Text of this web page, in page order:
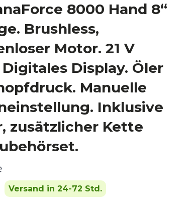
8000 Hand 8“
Brushless,
Motor. 21 V
Display. Öler
Manuelle
Inklusive
zusätzlicher Kette
Versand in 24-72 Std.